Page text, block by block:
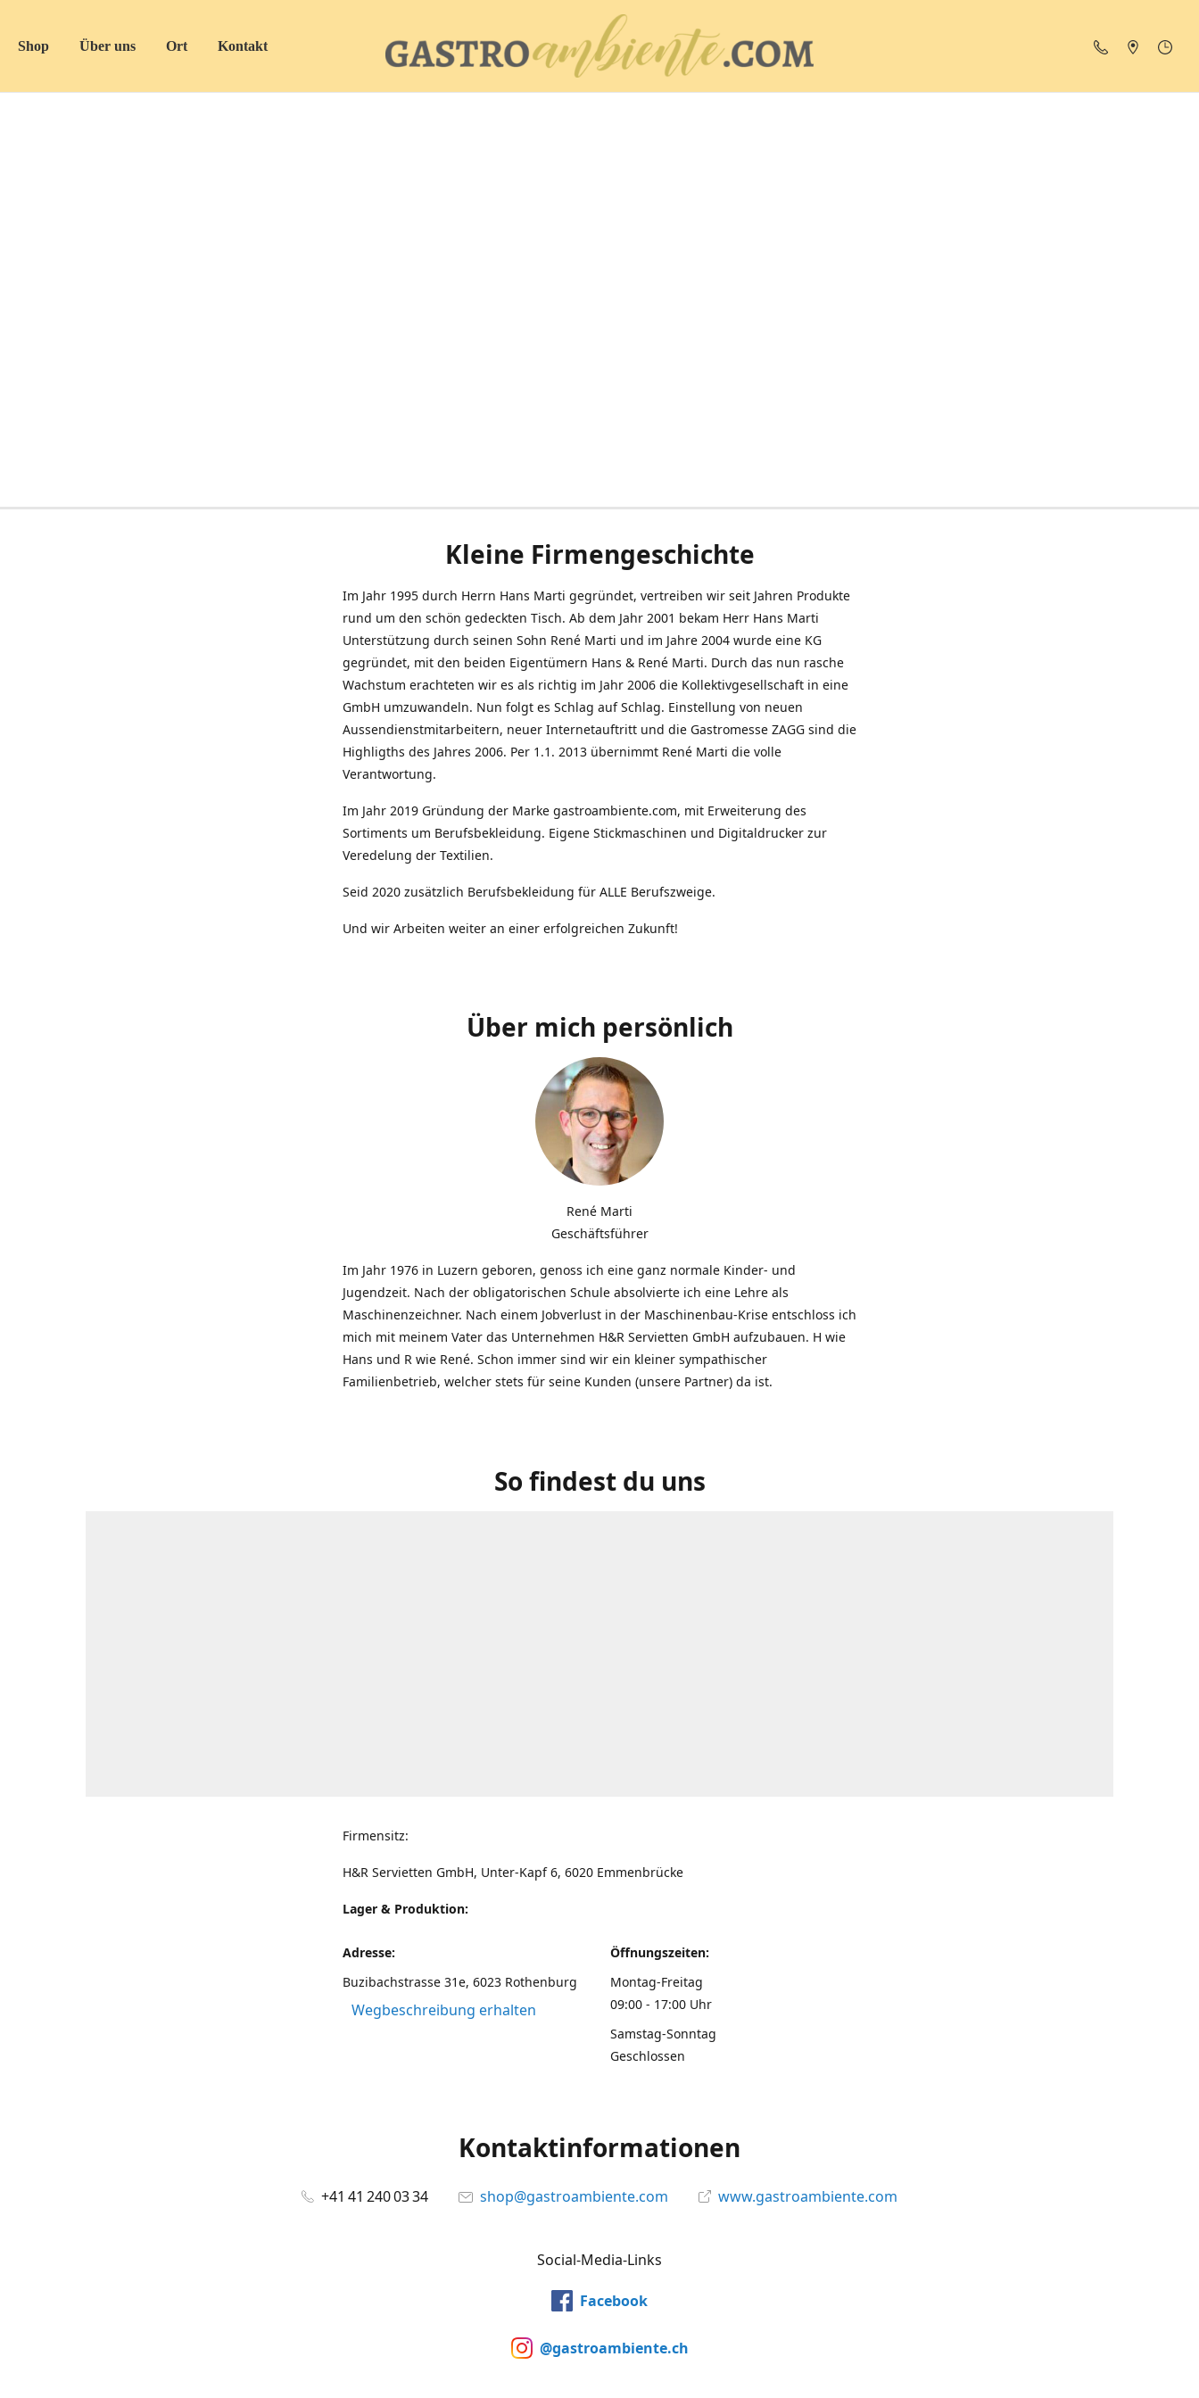
Shop Über uns Ort Kontakt
Kleine Firmengeschichte
Im Jahr 1995 durch Herrn Hans Marti gegründet, vertreiben wir seit Jahren Produkte
rund um den schön gedeckten Tisch. Ab dem Jahr 2001 bekam Herr Hans Marti
Unterstützung durch seinen Sohn René Marti und im Jahre 2004 wurde eine KG
gegründet, mit den beiden Eigentümern Hans & René Marti. Durch das nun rasche
Wachstum erachteten wir es als richtig im Jahr 2006 die Kollektivgesellschaft in eine
GmbH umzuwandeln. Nun folgt es Schlag auf Schlag. Einstellung von neuen
Aussendienstmitarbeitern, neuer Internetauftritt und die Gastromesse ZAGG sind die
Highligths des Jahres 2006. Per 1.1. 2013 übernimmt René Marti die volle
Verantwortung.
Im Jahr 2019 Gründung der Marke gastroambiente.com, mit Erweiterung des
Sortiments um Berufsbekleidung. Eigene Stickmaschinen und Digitaldrucker zur
Veredelung der Textilien.
Seid 2020 zusätzlich Berufsbekleidung für ALLE Berufszweige.
Und wir Arbeiten weiter an einer erfolgreichen Zukunft!
Über mich persönlich
René Marti
Geschäftsführer
Im Jahr 1976 in Luzern geboren, genoss ich eine ganz normale Kinder- und
Jugendzeit. Nach der obligatorischen Schule absolvierte ich eine Lehre als
Maschinenzeichner. Nach einem Jobverlust in der Maschinenbau-Krise entschloss ich
mich mit meinem Vater das Unternehmen H&R Servietten GmbH aufzubauen. H wie
Hans und R wie René. Schon immer sind wir ein kleiner sympathischer
Familienbetrieb, welcher stets für seine Kunden (unsere Partner) da ist.
So findest du uns
Firmensitz:
H&R Servietten GmbH, Unter-Kapf 6, 6020 Emmenbrücke
Lager & Produktion:
Adresse:
Buzibachstrasse 31e, 6023 Rothenburg
Wegbeschreibung erhalten
Öffnungszeiten:
Montag-Freitag
09:00 - 17:00 Uhr
Samstag-Sonntag
Geschlossen
Kontaktinformationen
+41 41 240 03 34 shop@gastroambiente.com www.gastroambiente.com
Social-Media-Links
Facebook
@gastroambiente.ch